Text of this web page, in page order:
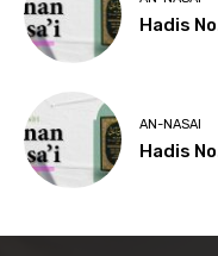
Hadis
AN-NASAI
Hadis